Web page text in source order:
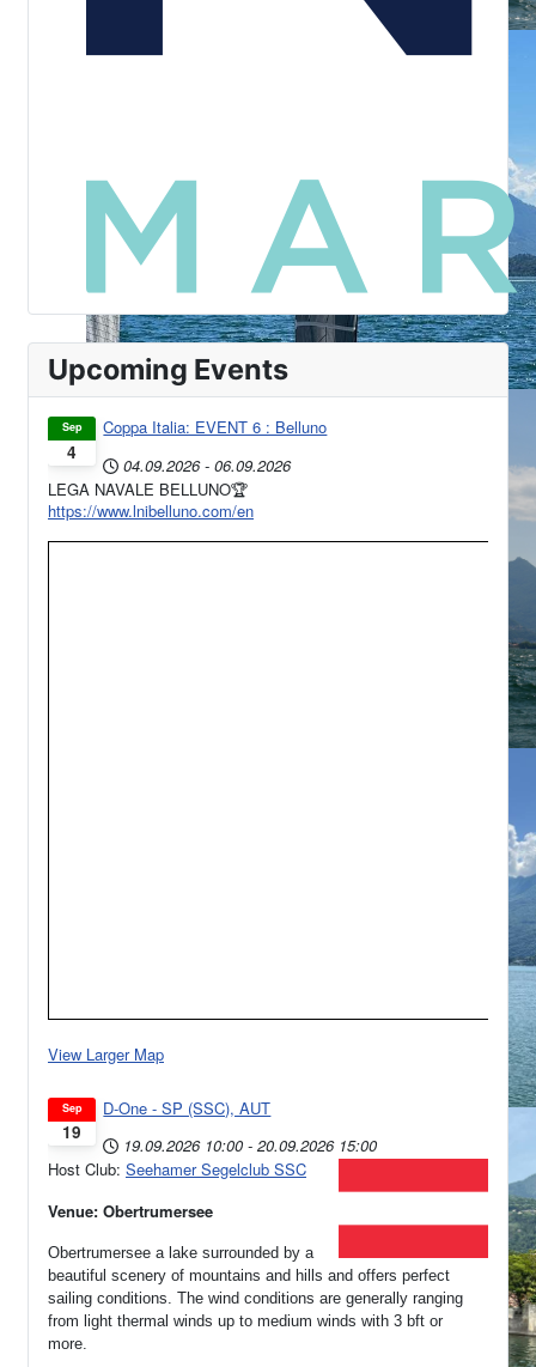
Upcoming Events
4
Sep
Coppa Italia: EVENT 6 : Belluno
04.09.2026 - 06.09.2026
LEGA NAVALE BELLUNO🏆
https://www.lnibelluno.com/en
View Larger Map
19
Sep
D-One - SP (SSC), AUT
19.09.2026 10:00 - 20.09.2026 15:00
Host Club: Seehamer Segelclub SSC
Venue: Obertrumersee
Obertrumersee a lake surrounded by a
beautiful scenery of mountains and hills and offers perfect
sailing conditions. The wind conditions are generally ranging
from light thermal winds up to medium winds with 3 bft or
more.